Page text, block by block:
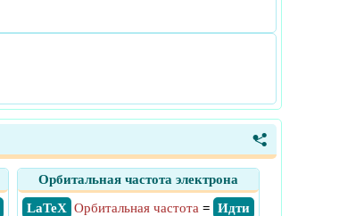
<
Орбитальная частота электрона
​ LaTeX
​ Идти
Орбитальная частота =